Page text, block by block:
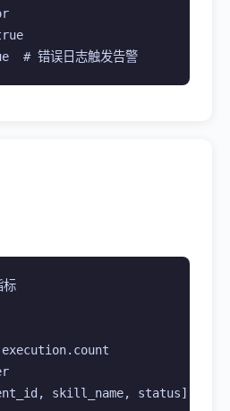
# 错误日志触发告警
标
skill_name, status]